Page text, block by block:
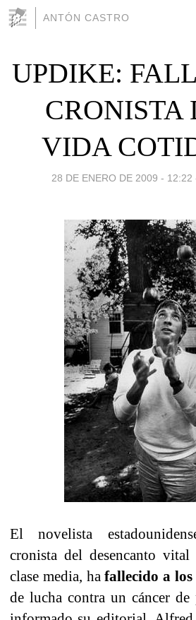
ANTÓN CASTRO
UPDIKE:
CRONISTA
VIDA
28 DE ENERO DE 2009 - 12:22
El novelista
cronista del desencanto
clase media, hafallecido a los
de lucha contra un cáncer de